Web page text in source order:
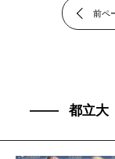
前ペ
都立大